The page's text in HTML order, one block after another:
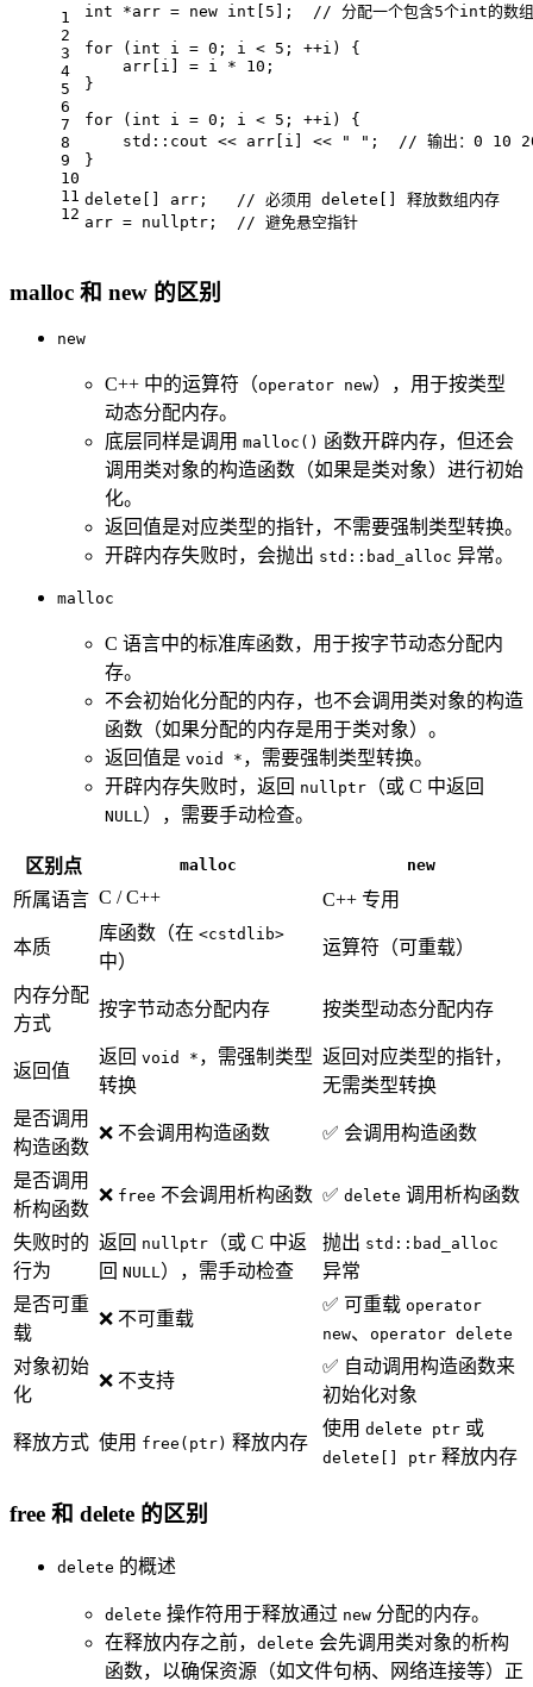
1
2
3
4
5
6
7
8
9
10
11
12
int *arr = new int 5 ]; // 分配一个包含5个int的数组
for ( int i = 0 ; i < 5 ; ++i) {
    arr[i] = i *
10 ;
}
for ( int i = 0 ; i < 5 ; ++i) {
    std::cout << arr[i] <<
" " ;
// 输出：0 10
}
delete [] arr;
// 必须用 delete[] 释放数组内存
arr = nullptr ; // 避免悬空指针
malloc 和 new 的区别
new
C++ 中的运算符（operator new），用于按类型
动态分配内存。
底层同样是调用 malloc() 函数开辟内存，但还会
调用类对象的构造函数（如果是类对象）进行初始
化。
返回值是对应类型的指针，不需要强制类型转换。
开辟内存失败时，会抛出 std::bad_alloc 异常。
malloc
C 语言中的标准库函数，用于按字节动态分配内
存。
不会初始化分配的内存，也不会调用类对象的构造
函数（如果分配的内存是用于类对象）。
返回值是 void * ，需要强制类型转换。
开辟内存失败时，返回 nullptr （或 C 中返回
NULL），需要手动检查。
区别点 malloc new
所属语言 C / C++ C++ 专用
本质
库函数（在 <cstdlib>
中）
运算符（可重载）
内存分配
方式
按字节动态分配内存 按类型动态分配内存
返回值
返回 void * ，需强制类型
转换
返回对应类型的指针，
无需类型转换
是否调用
构造函数
❌ 不会调用构造函数 ✅ 会调用构造函数
是否调用
析构函数
❌ free 不会调用析构函数 ✅ delete 调用析构函数
失败时的
行为
返回 nullptr （或 C 中返
回 NULL），需手动检查
抛出 std::bad_alloc
异常
是否可重
载
❌ 不可重载
✅ 可重载 operator
new、 operator delete
对象初始
化
❌ 不支持
✅ 自动调用构造函数来
初始化对象
释放方式 使用 free(ptr) 释放内存
使用 delete ptr 或
delete[] ptr 释放内存
free 和 delete 的区别
delete 的概述
delete 操作符用于释放通过 new 分配的内存。
在释放内存之前， delete 会先调用类对象的析构
函数，以确保资源（如文件句柄、网络连接等）正